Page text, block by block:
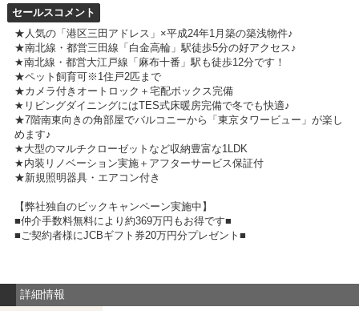
セールスコメント
★人気の「港区三田アドレス」×平成24年1月築の築浅物件♪
★南北線・都営三田線「白金高輪」駅徒歩5分の好アクセス♪
★南北線・都営大江戸線「麻布十番」駅も徒歩12分です！
★ペット飼育可※1住戸2匹まで
★カメラ付きオートロック＋宅配ボックス完備
★リビングダイニングにはTES式床暖房完備で冬でも快適♪
★7階南東向きの角部屋でバルコニーから「東京タワービュー」が楽し
めます♪
★大型のマルチクローゼットなど収納豊富な1LDK
★内装リノベーション実施＋アフターサービス保証付
★新規照明器具・エアコン付き
【弊社独自のビックキャンペーン実施中】
■仲介手数料無料により約369万円もお得です■
■ご契約者様にJCBギフト券20万円分プレゼント■
詳細情報